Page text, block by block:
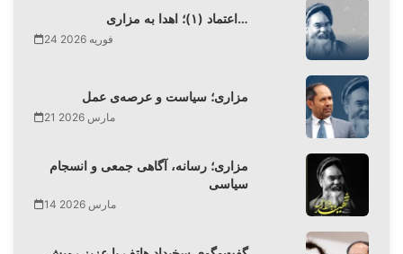
اعتماد (۱)؛ اهدا به مزاری…
24 فوریه 2026
مزاری؛ سیاست و عرصه‌ی عمل
21 مارس 2026
مزاری؛ رسانه، آگاهی جمعی و انسجام
سیاسی
14 مارس 2026